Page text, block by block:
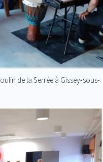
de la Serrée à Gissey-sous-